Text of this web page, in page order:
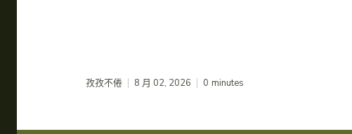
孜孜不倦 8 月 02, 2026 0 minutes